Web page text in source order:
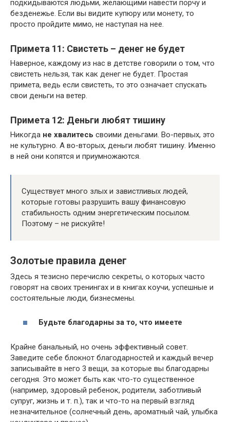
подкидываются людьми, желающими навести порчу и
безденежье. Если вы видите купюру или монету, то
просто пройдите мимо, не наступая на нее.
Примета 11: Свистеть – денег не будет
Наверное, каждому из нас в детстве говорили о том, что
свистеть нельзя, так как денег не будет. Простая
примета, ведь если свистеть, то это означает спускать
свои деньги на ветер.
Примета 12: Деньги любят тишину
Никогда не хвалитесь своими деньгами. Во-первых, это
не культурно. А во-вторых, деньги любят тишину. Именно
в ней они копятся и приумножаются.
Существует много злых и завистливых людей,
которые готовы разрушить вашу финансовую
стабильность одним энергетическим посылом.
Поэтому – не рискуйте!
Золотые правила денег
Здесь я тезисно перечислю секреты, о которых часто
говорят на своих тренингах и в книгах коучи, успешные и
состоятельные люди, бизнесмены.
Будьте благодарны за то, что имеете
Крайне банальный, но очень эффективный совет.
Заведите себе блокнот благодарностей и каждый вечер
записывайте в него 3 вещи, за которые вы благодарны
сегодня. Это может быть как что-то существенное
(например, здоровый ребенок, родители, заботливый
супруг, жизнь и т. п.), так и что-то на первый взгляд
незначительное (солнечный день, ароматный чай, улыбка